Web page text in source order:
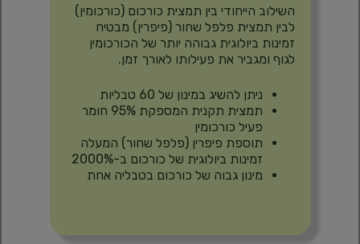
השילוב הייחודי בין תמצית כורכום (כורכומין)
לבין תמצית פלפל שחור (פיפרין) מבטיח
זמינות ביולוגית גבוהה יותר של הכורכומין
לגוף ומגביר את פעילותו לאורך זמן.
ניתן להשיג במינון של 60 טבליות
תמצית תקנית המספקת 95% חומר
פעיל כורכומין
תוספת פיפרין (פלפל שחור) המעלה
זמינות ביולוגית של כורכום ב-2000%
מינון גבוה של כורכום בטבליה אחת